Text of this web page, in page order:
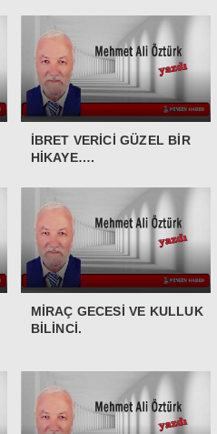
İBRET VERİCİ GÜZEL BİR
HİKAYE….
MİRAÇ GECESİ VE KULLUK
BİLİNCİ.